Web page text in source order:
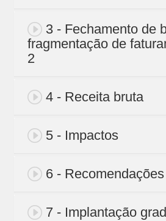
3 - Fechamento de
fragmentação de
2
4 - Receita bruta
5 - Impactos
6 - Recomendações
7 - Implantação